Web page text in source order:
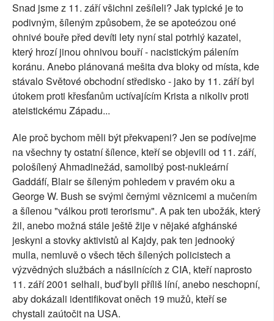
Snad jsme z 11. září všichni zešíleli? Jak typické je to
podivným, šíleným způsobem, že se apoteózou oné
ohnivé bouře před devíti lety nyní stal potrhlý kazatel,
který hrozí jinou ohnivou bouří - nacistickým pálením
koránu. Anebo plánovaná mešita dva bloky od místa, kde
stávalo Světové obchodní středisko - jako by 11. září byl
útokem proti křesťanům uctívajícím Krista a nikoliv proti
ateistickému Západu...
Ale proč bychom měli být překvapeni? Jen se podívejme
na všechny ty ostatní šílence, kteří se objevili od 11. září,
pološílený Ahmadinežád, samolibý post-nukleární
Gaddáfí, Blair se šíleným pohledem v pravém oku a
George W. Bush se svými černými věznicemi a mučením
a šílenou "válkou proti terorismu". A pak ten ubožák, který
žil, anebo možná stále ještě žije v nějaké afghánské
jeskyni a stovky aktivistů al Kajdy, pak ten jednooký
mulla, nemluvě o všech těch šílených policistech a
výzvědných službách a násilnících z CIA, kteří naprosto
11. září 2001 selhali, buď byli příliš líní, anebo neschopní,
aby dokázali identifikovat oněch 19 mužů, kteří se
chystali zaútočit na USA.